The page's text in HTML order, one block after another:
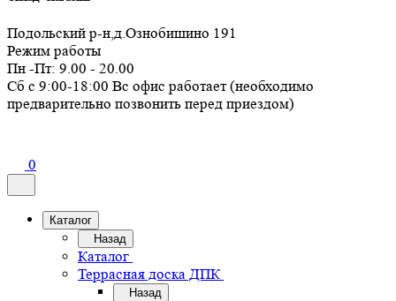
Подольский р-н,д.Ознобишино 191
Режим работы
Пн -Пт: 9.00 - 20.00
Сб с 9:00-18:00 Вс офис работает (необходимо
предварительно позвонить перед приездом)
0
Каталог
Назад
Каталог
Террасная доска ДПК
Назад